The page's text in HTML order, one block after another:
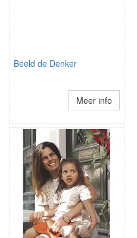
Beeld de Denker
Meer info